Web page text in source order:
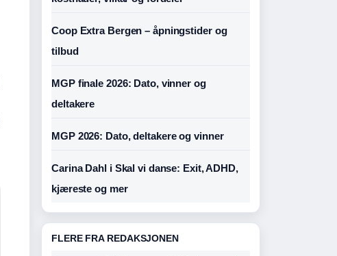
Coop Extra Bergen – åpningstider og
tilbud
MGP finale 2026: Dato, vinner og
deltakere
MGP 2026: Dato, deltakere og vinner
Carina Dahl i Skal vi danse: Exit, ADHD,
kjæreste og mer
FLERE FRA REDAKSJONEN